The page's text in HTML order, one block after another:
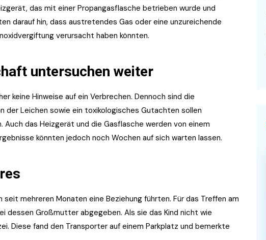
das mit einer Propangasflasche betrieben wurde und
darauf hin, dass austretendes Gas oder eine unzureichende
verursacht haben könnten.
untersuchen weiter
keine Hinweise auf ein Verbrechen. Dennoch sind die
der Leichen sowie ein toxikologisches Gutachten sollen
das Heizgerät und die Gasflasche werden von einem
könnten jedoch noch Wochen auf sich warten lassen.
mehreren Monaten eine Beziehung führten. Für das Treffen am
dessen Großmutter abgegeben. Als sie das Kind nicht wie
Diese fand den Transporter auf einem Parkplatz und bemerkte